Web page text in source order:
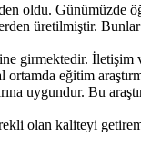
oldu.
üretilmiştir.
girmektedir.
eğitim
uygundur. Bu
olan kaliteyi